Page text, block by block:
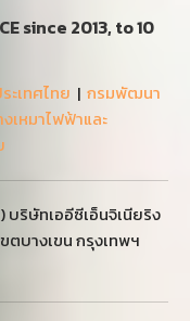
since 2013, to 10
ะเทศไทย | กรมพัฒนา
เหมาไฟฟ้าและ
ริษัทเออีซีเอ็นจิเนียริง
ตบางเขน กรุงเทพฯ